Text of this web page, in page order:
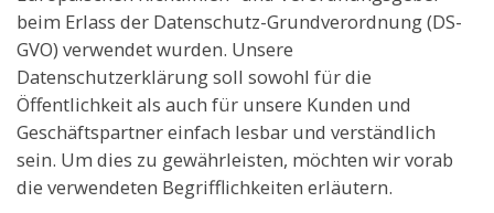
beim Erlass der Datenschutz-Grundverordnung (DS-
GVO) verwendet wurden. Unsere
Datenschutzerklärung soll sowohl für die
Öffentlichkeit als auch für unsere Kunden und
Geschäftspartner einfach lesbar und verständlich
sein. Um dies zu gewährleisten, möchten wir vorab
die verwendeten Begrifflichkeiten erläutern.